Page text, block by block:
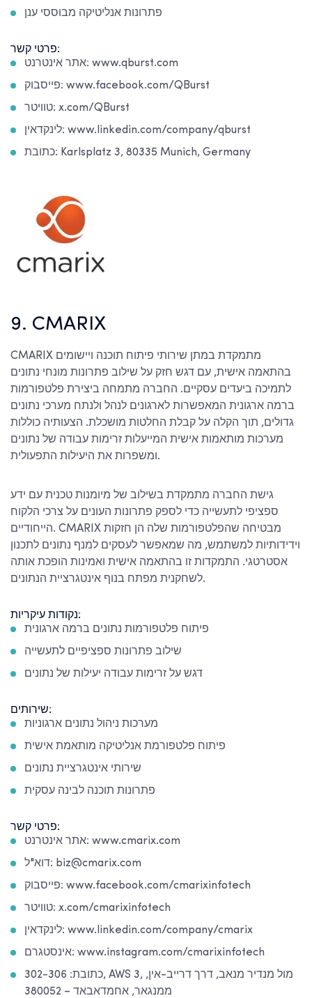
פתרונות אנליטיקה מבוססי ענן
פרטי קשר:
אתר אינטרנט: www.qburst.com
פייסבוק: www.facebook.com/QBurst
טוויטר: x.com/QBurst
לינקדאין: www.linkedin.com/company/qburst
כתובת: Karlsplatz 3, 80335 Munich, Germany
9. CMARIX
CMARIX מתמקדת במתן שירותי פיתוח תוכנה ויישומים
בהתאמה אישית, עם דגש חזק על שילוב פתרונות מונחי נתונים
לתמיכה ביעדים עסקיים. החברה מתמחה ביצירת פלטפורמות
ברמה ארגונית המאפשרות לארגונים לנהל ולנתח מערכי נתונים
גדולים, תוך הקלה על קבלת החלטות מושכלת. הצעותיה כוללות
מערכות מותאמות אישית המייעלות זרימות עבודה של נתונים
ומשפרות את היעילות התפעולית.
גישת החברה מתמקדת בשילוב של מיומנות טכנית עם ידע
ספציפי לתעשייה כדי לספק פתרונות העונים על צרכי הלקוח
הייחודיים. CMARIX מבטיחה שהפלטפורמות שלה הן חזקות
וידידותיות למשתמש, מה שמאפשר לעסקים למנף נתונים לתכנון
אסטרטגי. התמקדות זו בהתאמה אישית ואמינות הופכת אותה
לשחקנית מפתח בנוף אינטגרציית הנתונים.
נקודות עיקריות:
פיתוח פלטפורמות נתונים ברמה ארגונית
שילוב פתרונות ספציפיים לתעשייה
דגש על זרימות עבודה יעילות של נתונים
שירותים:
מערכות ניהול נתונים ארגוניות
פיתוח פלטפורמת אנליטיקה מותאמת אישית
שירותי אינטגרציית נתונים
פתרונות תוכנה לבינה עסקית
פרטי קשר:
אתר אינטרנט: www.cmarix.com
דוא"ל: biz@cmarix.com
פייסבוק: www.facebook.com/cmarixinfotech
טוויטר: x.com/cmarixinfotech
לינקדאין: www.linkedin.com/company/cmarix
אינסטגרם: www.instagram.com/cmarixinfotech
כתובת: 302-306, AWS 3, מול מנדיר מנאב, דרך דרייב-אין,
ממנגאר, אחמדאבאד – 380052